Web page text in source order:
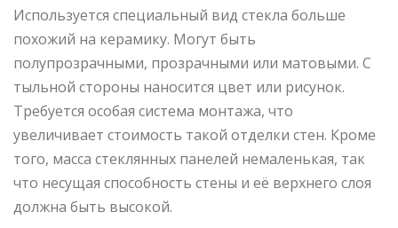
Используется специальный вид стекла больше
похожий на керамику. Могут быть
полупрозрачными, прозрачными или матовыми. С
тыльной стороны наносится цвет или рисунок.
Требуется особая система монтажа, что
увеличивает стоимость такой отделки стен. Кроме
того, масса стеклянных панелей немаленькая, так
что несущая способность стены и её верхнего слоя
должна быть высокой.